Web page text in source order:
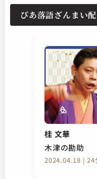
ぴあ落語ざんまい
桂 文華
木津の勘助
2024.04.18 | 24